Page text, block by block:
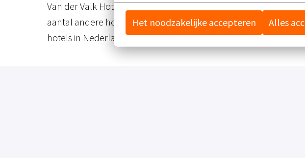
Het noodzakelijke accepteren Alles
Van der Valk Hotel 's-Hertogenbosch-Vught maakt onderdeel
aantal andere hotels in het binnen- en buitenland onder de
hotels in Nederland, 11 hotels in Duitsland, 2 hotels in België, 1